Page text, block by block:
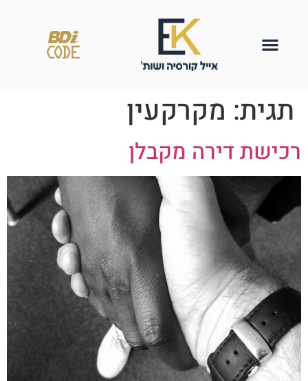
תגית: מקרקעין
רכישת דירה מקבלן